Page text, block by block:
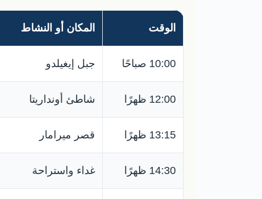
الوقت المكان أو النشاط
10:00 صباحًا جبل إيغيلدو
12:00 ظهرًا شاطئ أونداريتا
13:15 ظهرًا قصر ميرامار
14:30 ظهرًا غداء واستراحة